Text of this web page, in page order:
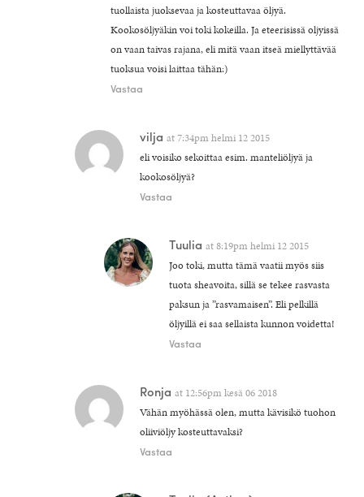
tuollaista juoksevaa ja kosteuttavaa öljyä.
Kookosöljyäkin voi toki kokeilla. Ja eteerisissä oljyissä
on vaan taivas rajana, eli mitä vaan itseä miellyttävää
tuoksua voisi laittaa tähän:)
Vastaa
vilja at7:34pm helmi 12 2015
eli voisiko sekoittaa esim. manteliöljyä ja
kookosöljyä?
Vastaa
Tuulia at8:19pm helmi 12 2015
Joo toki, mutta tämä vaatii myös siis
tuota sheavoita, sillä se tekee rasvasta
paksun ja ”rasvamaisen”. Eli pelkillä
öljyillä ei saa sellaista kunnon voidetta!
Vastaa
Ronja at 12:56pm kesä 06 2018
Vähän myöhässä olen, mutta kävisikö tuohon
oliiviöljy kosteuttavaksi?
Vastaa